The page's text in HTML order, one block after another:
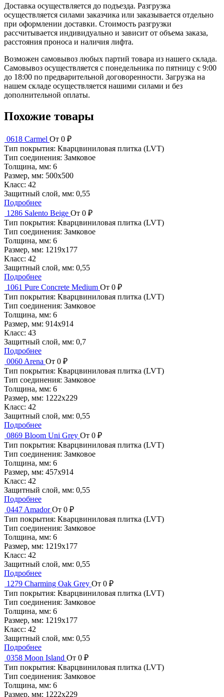
Доставка осуществляется до подъезда. Разгрузка
осуществляется силами заказчика или заказывается отдельно
при оформлении доставки. Стоимость разгрузки
рассчитывается индивидуально и зависит от объема заказа,
расстояния проноса и наличия лифта.
Возможен самовывоз любых партий товара из нашего склада.
Самовывоз осуществляется с понедельника по пятницу с 9:00
до 18:00 по предварительной договоренности. Загрузка на
нашем складе осуществляется нашими силами и без
дополнительной оплаты.
Похожие товары
0618 Carmel От 0 ₽
Тип покрытия: Кварцвиниловая плитка (LVT)
Тип соединения: Замковое
Толщина, мм: 6
Размер, мм: 500x500
Класс: 42
Защитный слой, мм: 0,55
Подробнее
1286 Salento Beige От 0 ₽
Тип покрытия: Кварцвиниловая плитка (LVT)
Тип соединения: Замковое
Толщина, мм: 6
Размер, мм: 1219x177
Класс: 42
Защитный слой, мм: 0,55
Подробнее
1061 Pure Concrete Medium От 0 ₽
Тип покрытия: Кварцвиниловая плитка (LVT)
Тип соединения: Замковое
Толщина, мм: 6
Размер, мм: 914x914
Класс: 43
Защитный слой, мм: 0,7
Подробнее
0060 Arena От 0 ₽
Тип покрытия: Кварцвиниловая плитка (LVT)
Тип соединения: Замковое
Толщина, мм: 6
Размер, мм: 1222x229
Класс: 42
Защитный слой, мм: 0,55
Подробнее
0869 Bloom Uni Grey От 0 ₽
Тип покрытия: Кварцвиниловая плитка (LVT)
Тип соединения: Замковое
Толщина, мм: 6
Размер, мм: 457x914
Класс: 42
Защитный слой, мм: 0,55
Подробнее
0447 AmadorОт 0 ₽
Тип покрытия: Кварцвиниловая плитка (LVT)
Тип соединения: Замковое
Толщина, мм: 6
Размер, мм: 1219x177
Класс: 42
Защитный слой, мм: 0,55
Подробнее
1279 Charming Oak Grey От 0 ₽
Тип покрытия: Кварцвиниловая плитка (LVT)
Тип соединения: Замковое
Толщина, мм: 6
Размер, мм: 1219x177
Класс: 42
Защитный слой, мм: 0,55
Подробнее
0358 Moon Island От 0 ₽
Тип покрытия: Кварцвиниловая плитка (LVT)
Тип соединения: Замковое
Толщина, мм: 6
Размер, мм: 1222x229